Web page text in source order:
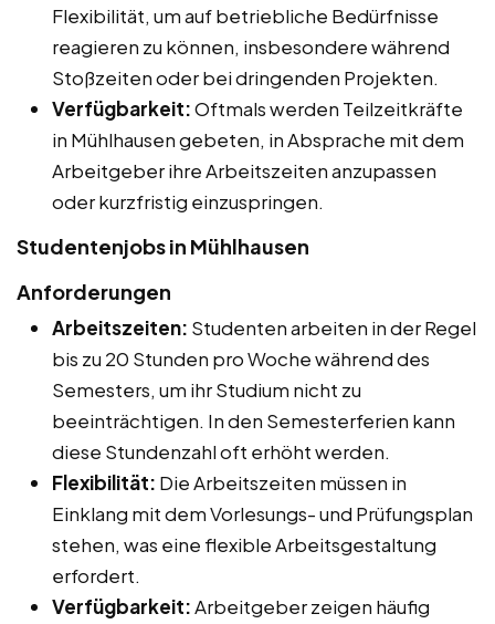
Flexibilität, um auf betriebliche Bedürfnisse
reagieren zu können, insbesondere während
Stoßzeiten oder bei dringenden Projekten.
Verfügbarkeit:Oftmals werden Teilzeitkräfte
in Mühlhausen gebeten, in Absprache mit dem
Arbeitgeber ihre Arbeitszeiten anzupassen
oder kurzfristig einzuspringen.
Studentenjobs in Mühlhausen
Anforderungen
Arbeitszeiten: Studenten arbeiten in der Regel
bis zu 20 Stunden pro Woche während des
Semesters, um ihr Studium nicht zu
beeinträchtigen. In den Semesterferien kann
diese Stundenzahl oft erhöht werden.
Flexibilität: Die Arbeitszeiten müssen in
Einklang mit dem Vorlesungs- und Prüfungsplan
stehen, was eine flexible Arbeitsgestaltung
erfordert.
Verfügbarkeit:Arbeitgeber zeigen häufig